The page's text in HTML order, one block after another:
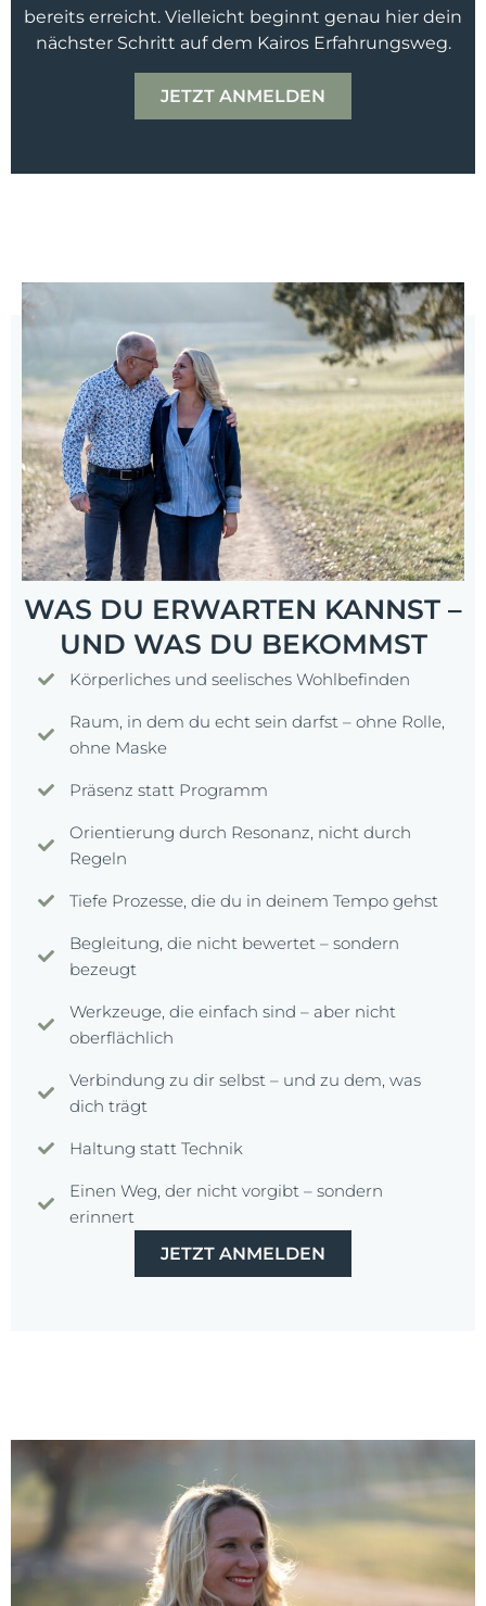
bereits erreicht. Vielleicht beginnt genau hier dein
nächster Schritt auf dem Kairos Erfahrungsweg.
JETZT ANMELDEN
WAS DU ERWARTEN KANNST –
UND WAS DU BEKOMMST
Körperliches und seelisches Wohlbefinden
Raum, in dem du echt sein darfst – ohne Rolle,
ohne Maske
Präsenz statt Programm
Orientierung durch Resonanz, nicht durch
Regeln
Tiefe Prozesse, die du in deinem Tempo gehst
Begleitung, die nicht bewertet – sondern
bezeugt
Werkzeuge, die einfach sind – aber nicht
oberflächlich
Verbindung zu dir selbst – und zu dem, was
dich trägt
Haltung statt Technik
Einen Weg, der nicht vorgibt – sondern
erinnert
JETZT ANMELDEN